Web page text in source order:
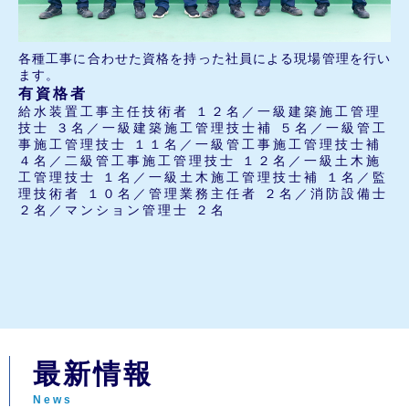
各種工事に合わせた資格を持った社員による現場管理を行い
ます。
有資格者
給水装置工事主任技術者 １２名／一級建築施工管理
技士 ３名／一級建築施工管理技士補 ５名／一級管工
事施工管理技士 １１名／一級管工事施工管理技士補
４名／二級管工事施工管理技士 １２名／一級土木施
工管理技士 １名／一級土木施工管理技士補 １名／監
理技術者 １０名／管理業務主任者 ２名／消防設備士
２名／マンション管理士 ２名
最新情報
News